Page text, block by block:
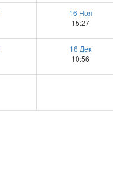
16 Ноя
15:27
16 Дек
10:56